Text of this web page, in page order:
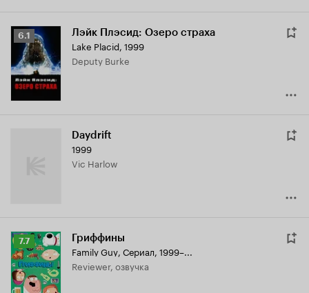
Рейтинг
Кинопоиска
6.1
6.1 Лэйк Плэсид: Озеро страха
Lake Placid, 1999
Deputy Burke
Daydrift
1999
Vic Harlow
Рейтинг
Кинопоиска
7.7
7.7 Гриффины
Family Guy, Сериал, 1999–...
Reviewer, озвучка